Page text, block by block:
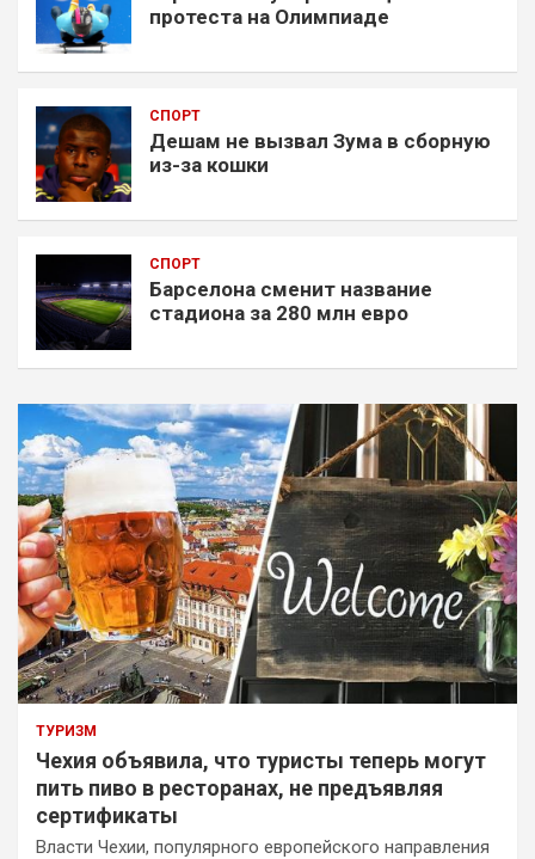
протеста на Олимпиаде
СПОРТ
Дешам не вызвал Зума в сборную
из-за кошки
СПОРТ
Барселона сменит название
стадиона за 280 млн евро
ТУРИЗМ
Чехия объявила, что туристы теперь могут
пить пиво в ресторанах, не предъявляя
сертификаты
Власти Чехии, популярного европейского направления